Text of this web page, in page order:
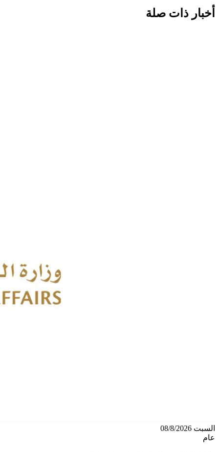
أخبار ذات صلة
السبت 08/8/2026
عام